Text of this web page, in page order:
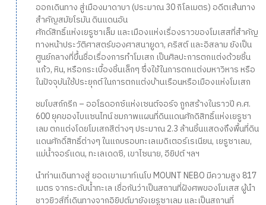
ออกเดินทาง สู่เมืองมาดาบา (ประมาณ 30 กิโลเมตร) อดีตเส้นทาง
สำคัญสมัยโรมัน ดินแดนอัน
ศักด์สิทธิ์แห่งเยรูซาเล็ม และเมืองแห่งเรื่องราวของโมเสสที่สำคัญ
ทางหน้าประวัติศาสตร์ของศาสนายูดา, คริสต์ และอิสลาม ยังเป็น
ศูนย์กลางที่ขึ้นชื่อเรื่องการทำโมเสก เป็นศิลปะการตกแต่งด้วยชิ้น
แก้ว, หิน, หรือกระเบื้องชิ้นเล็กๆ ซึ่งใช้ในการตกแต่งมหาวิหาร หรือ
ในปัจจุบันใช้ประยุกต์ในการตกแต่งบ้านเรือนหรือเมืองแห่งโมเสก
ชมโบสถ์กรีก – ออโธดอกซ์แห่งเซนต์จอร์จ ถูกสร้างในราวปี ค.ศ.
600 ยุคของไบแซนไทน์ ชมภาพแผนที่ดินแดนศักดิสิทธิ์แห่งเยรูซา
เลม ตกแต่งโดยโมเสกสีต่างๆ ประมาณ 2.3 ล้านชิ้นแสดงถึงพื้นที่ดิน
แดนศักดิ์สิทธิ์ต่างๆ ในแถบรอบทะเลเมดิเตอร์เรเนียน, เยรูซาเลม,
แม่น้ำจอร์แดน, ทะเลเดดซี, เขาไซนาย, อียิปต์ ฯลฯ
นำท่านเดินทางสู่ ยอดเขาเมาท์เนโบ MOUNT NEBO มีความสูง 817
เมตร จากระดับน้ำทะเล เชื่อกันว่าเป็นสถานที่ฝังศพของโมเสส ผู้นำ
ชาวยิวส์ที่เดินทางจากอิยิปต์มายังเยรูซาเลม และเป็นสถานที่